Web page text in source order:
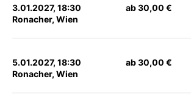
3.01.2027, 18:30
Ronacher, Wien
ab 30,00 €
5.01.2027, 18:30
Ronacher, Wien
ab 30,00 €